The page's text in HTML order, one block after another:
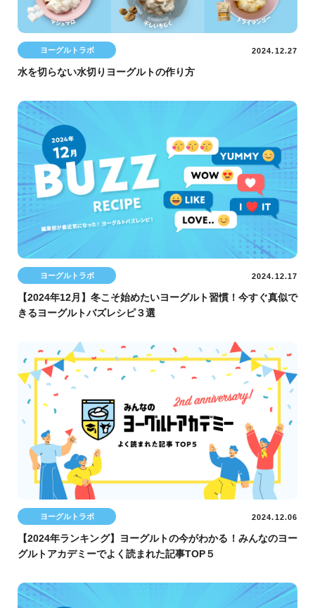
ヨーグルトラボ 2024.12.27
水を切らない水切りヨーグルトの作り方
ヨーグルトラボ 2024.12.17
【2024年12月】冬こそ始めたいヨーグルト習慣！今すぐ真似で
きるヨーグルトバズレシピ３選
ヨーグルトラボ 2024.12.06
【2024年ランキング】ヨーグルトの今がわかる！みんなのヨー
グルトアカデミーでよく読まれた記事TOP５